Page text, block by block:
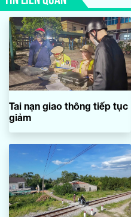
Tai nạn giao thông tiếp tục
giảm